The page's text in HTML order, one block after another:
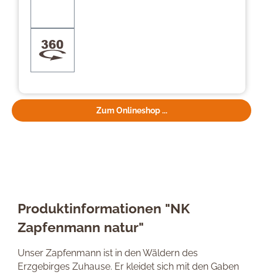
Zum Onlineshop ...
Produktinformationen "NK
Zapfenmann natur"
Unser Zapfenmann ist in den Wäldern des
Erzgebirges Zuhause. Er kleidet sich mit den Gaben